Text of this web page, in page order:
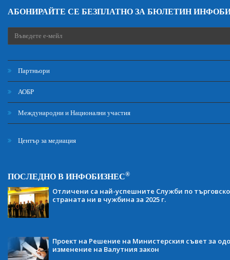
АБОНИРАЙТЕ СЕ БЕЗПЛАТНО ЗА БЮЛЕТИН
Партньори
АОБР
Международни и Национални участия
Център за медиация
ПОСЛЕДНО В ИНФОБИЗНЕС®
Отличени са най-успешните Служби по
страната ни в чужбина за 2025 г.
Проект на Решение на Министерския съвет за
изменение на Валутния закон